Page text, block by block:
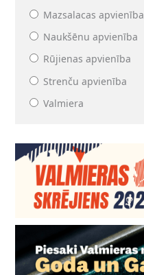
Mazsalacas apvienība
Naukšēnu apvienība
Rūjienas apvienība
Strenču apvienība
Valmiera